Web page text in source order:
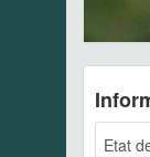
Etat